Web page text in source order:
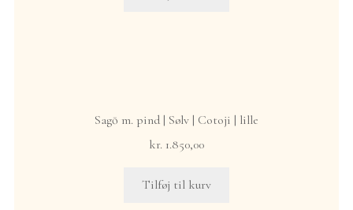
Sagō m. pind | Sølv | Cotoji | lille
kr. 1.850,00
Tilføj til kurv